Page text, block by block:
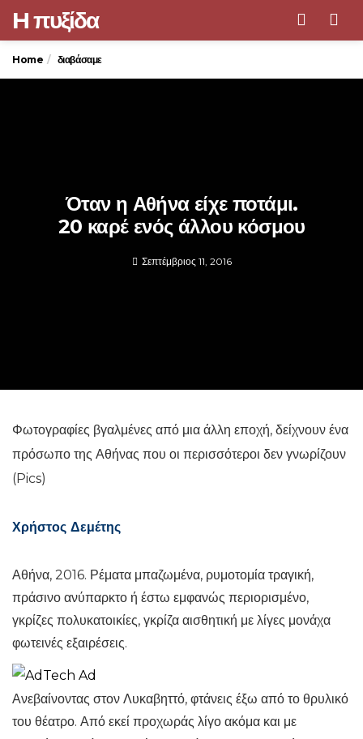
H πυξίδα
Home διαβάσαμε
Όταν η Αθήνα είχε ποτάμι.
20 καρέ ενός άλλου κόσμου
Σεπτέμβριος 11, 2016
Φωτογραφίες βγαλμένες από μια άλλη εποχή, δείχνουν ένα
πρόσωπο της Αθήνας που οι περισσότεροι δεν γνωρίζουν
(Pics)
Χρήστος Δεμέτης
Αθήνα, 2016. Ρέματα μπαζωμένα, ρυμοτομία τραγική,
πράσινο ανύπαρκτο ή έστω εμφανώς περιορισμένο,
γκρίζες πολυκατοικίες, γκρίζα αισθητική με λίγες μονάχα
φωτεινές εξαιρέσεις.
Ανεβαίνοντας στον Λυκαβηττό, φτάνεις έξω από το θρυλικό
του θέατρο. Από εκεί προχωράς λίγο ακόμα και με